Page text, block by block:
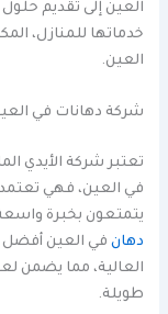
العين إلى تقديم
خدماتها للمنازل،
العين.
شركة دهانات في
تعتبر شركة الأيدي
في العين، فهي تعتمد
يتمتعون بخبرة
دهان في العين أفضل
العالية، مما يضمن
طويلة.